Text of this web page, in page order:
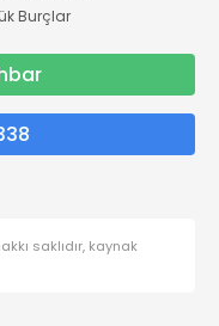
Burçlar
saklıdır, kaynak